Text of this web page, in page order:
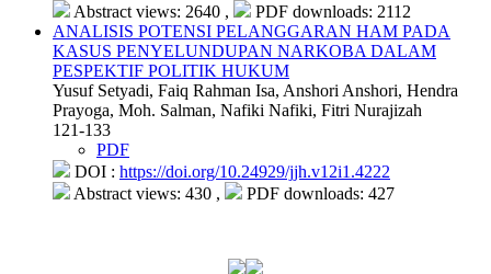
Abstract views: 2640 ,
PDF downloads: 2112
ANALISIS POTENSI PELANGGARAN HAM PADA
KASUS PENYELUNDUPAN NARKOBA DALAM
PESPEKTIF POLITIK HUKUM
Yusuf Setyadi, Faiq Rahman Isa, Anshori Anshori, Hendra
Prayoga, Moh. Salman, Nafiki Nafiki, Fitri Nurajizah
121-133
PDF
DOI : https://doi.org/10.24929/jjh.v12i1.4222
Abstract views: 430 ,
PDF downloads: 427